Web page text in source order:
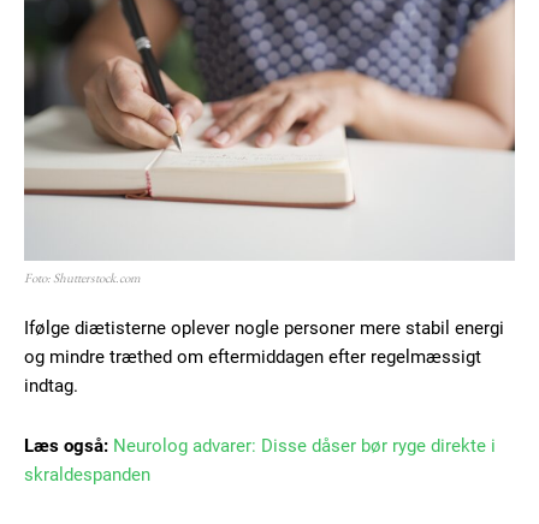
Free limited access
Gratis / forever
Praesent euismod ac
Nullam eu erat condimentum
Donec quis est ac felis
Orci varius natoque dolor
Foto: Shutterstock.com
Ifølge diætisterne oplever nogle personer mere stabil energi
og mindre træthed om eftermiddagen efter regelmæssigt
indtag.
Læs også: Neurolog advarer: Disse dåser bør ryge direkte i
skraldespanden